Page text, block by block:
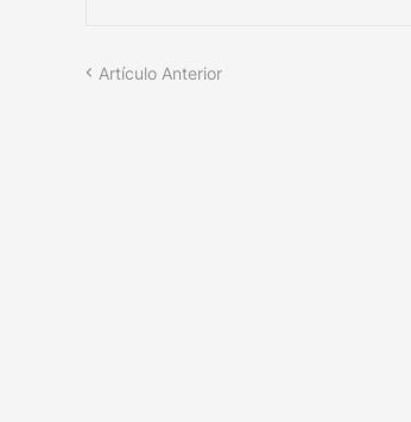
Artículo Anterior